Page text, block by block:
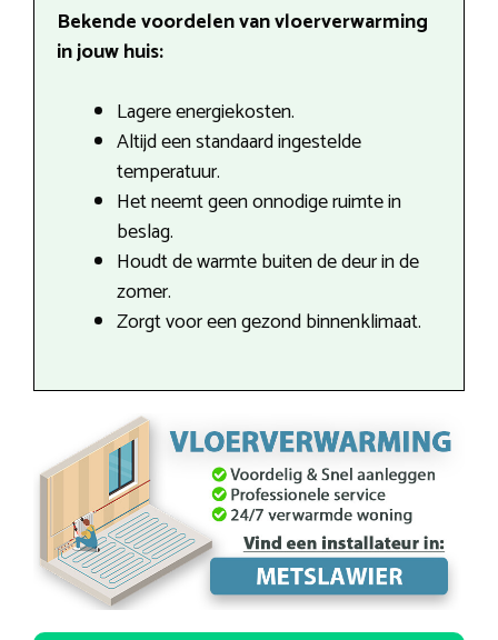
Bekende voordelen van vloerverwarming
in jouw huis:
Lagere energiekosten.
Altijd een standaard ingestelde
temperatuur.
Het neemt geen onnodige ruimte in
beslag.
Houdt de warmte buiten de deur in de
zomer.
Zorgt voor een gezond binnenklimaat.